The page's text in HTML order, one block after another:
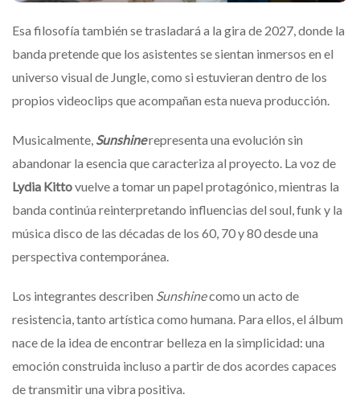
Esa filosofía también se trasladará a la gira de 2027, donde la
banda pretende que los asistentes se sientan inmersos en el
universo visual de Jungle, como si estuvieran dentro de los
propios videoclips que acompañan esta nueva producción.
Musicalmente, Sunshinerepresenta una evolución sin
abandonar la esencia que caracteriza al proyecto. La voz de
Lydia Kittovuelve a tomar un papel protagónico, mientras la
banda continúa reinterpretando influencias del soul, funk y la
música disco de las décadas de los 60, 70 y 80 desde una
perspectiva contemporánea.
Los integrantes describen Sunshinecomo un acto de
resistencia, tanto artística como humana. Para ellos, el álbum
nace de la idea de encontrar belleza en la simplicidad: una
emoción construida incluso a partir de dos acordes capaces
de transmitir una vibra positiva.